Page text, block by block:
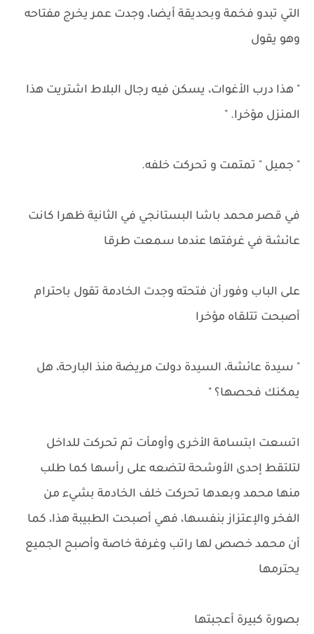
التي تبدو فخمة وبحديقة أيضا، وجدت عمر يخرج مفتاحه
وهو يقول
" هذا درب الأغوات، يسكن فيه رجال البلاط اشتريت هذا
المنزل مؤخرا. "
" جميل " تمتمت و تحركت خلفه.
في قصر محمد باشا البستانجي في الثانية ظهرا كانت
عائشة في غرفتها عندما سمعت طرقا
على الباب وفور أن فتحته وجدت الخادمة تقول باحترام
أصبحت تتلقاه مؤخرا
" سيدة عائشة، السيدة دولت مريضة منذ البارحة، هل
يمكنك فحصها؟ "
اتسعت ابتسامة الأخرى وأومأت تم تحركت للداخل
لتلتقط إحدى الأوشحة لتضعه على رأسها كما طلب
منها محمد وبعدها تحركت خلف الخادمة بشيء من
الفخر والإعتزاز بنفسها، فهي أصبحت الطبيبة هذا، كما
أن محمد خصص لها راتب وغرفة خاصة وأصبح الجميع
يحترمها
بصورة كبيرة أعجبتها